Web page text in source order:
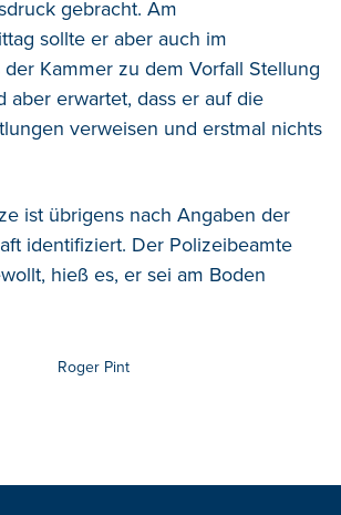
gebracht. Am
sollte er aber auch im
der Kammer zu dem Vorfall Stellung
aber erwartet, dass er auf die
verweisen und erstmal nichts
ist übrigens nach Angaben der
identifiziert. Der Polizeibeamte
hieß es, er sei am Boden
Roger Pint